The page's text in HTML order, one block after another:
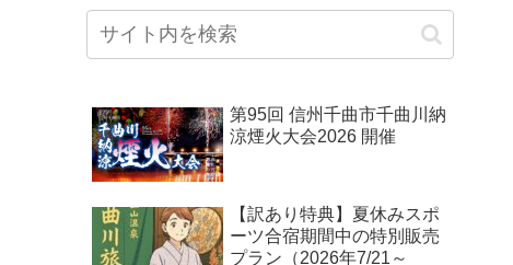
第95回 信州千曲市千曲川納
涼煙火大会2026 開催
【訳あり特典】夏休みスポ
ーツ合宿期間中の特別販売
プラン（2026年7/21～